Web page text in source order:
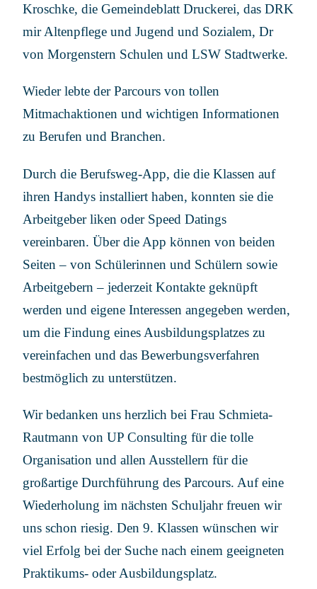
Kroschke, die Gemeindeblatt Druckerei, das DRK
mir Altenpflege und Jugend und Sozialem, Dr
von Morgenstern Schulen und LSW Stadtwerke.
Wieder lebte der Parcours von tollen
Mitmachaktionen und wichtigen Informationen
zu Berufen und Branchen.
Durch die Berufsweg-App, die die Klassen auf
ihren Handys installiert haben, konnten sie die
Arbeitgeber liken oder Speed Datings
vereinbaren. Über die App können von beiden
Seiten – von Schülerinnen und Schülern sowie
Arbeitgebern – jederzeit Kontakte geknüpft
werden und eigene Interessen angegeben werden,
um die Findung eines Ausbildungsplatzes zu
vereinfachen und das Bewerbungsverfahren
bestmöglich zu unterstützen.
Wir bedanken uns herzlich bei Frau Schmieta-
Rautmann von UP Consulting für die tolle
Organisation und allen Ausstellern für die
großartige Durchführung des Parcours. Auf eine
Wiederholung im nächsten Schuljahr freuen wir
uns schon riesig. Den 9. Klassen wünschen wir
viel Erfolg bei der Suche nach einem geeigneten
Praktikums- oder Ausbildungsplatz.